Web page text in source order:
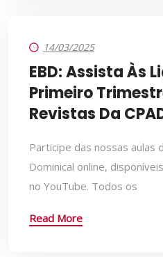
14/03/2025
EBD: Assista Às
Primeiro
Revistas Da
Participe das nossas aulas
Dominical online,
no YouTube. Todos os
Read More